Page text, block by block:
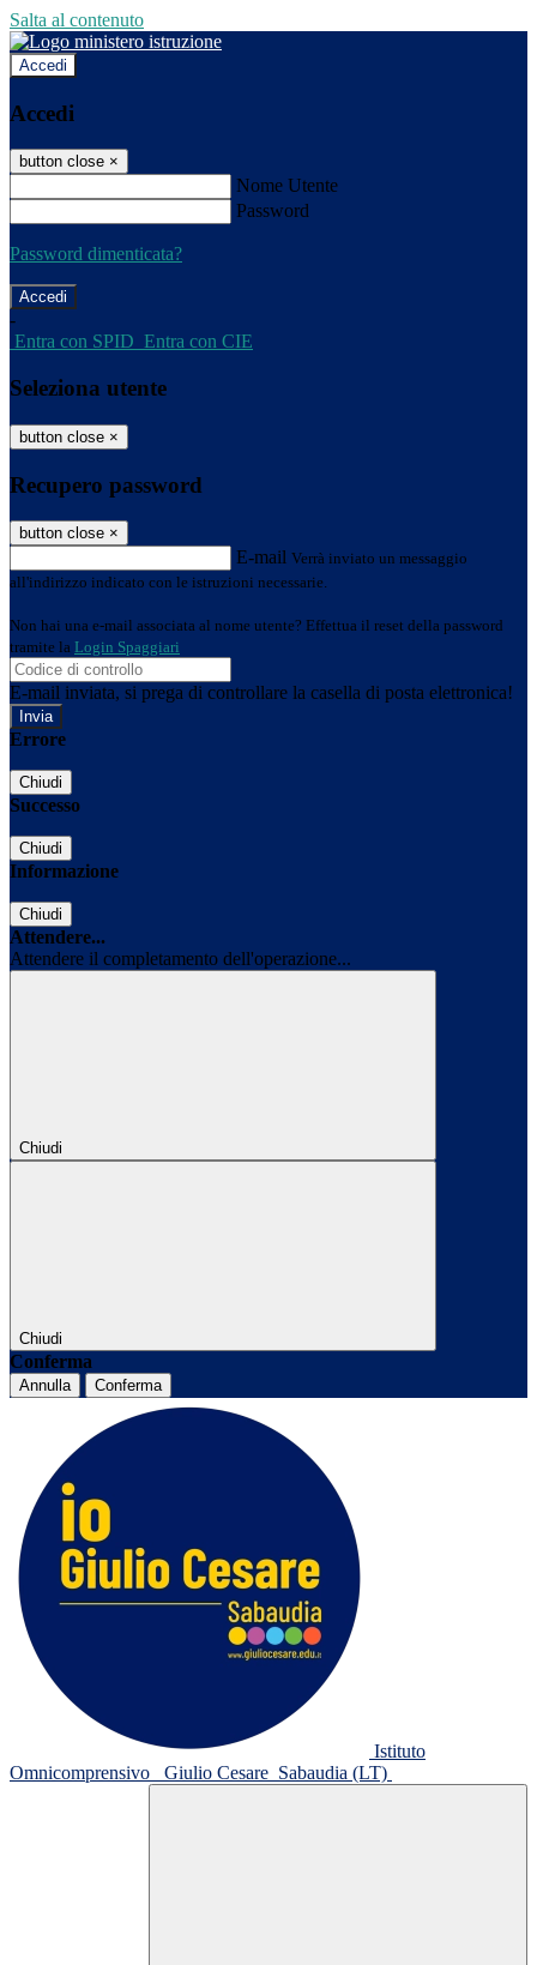
Salta al contenuto
Accedi
Accedi
button close ×
Nome Utente
Password
Password dimenticata?
-
Entra con SPID Entra con CIE
Seleziona utente
button close ×
Recupero password
button close ×
E-mail Verrà inviato un messaggio
all'indirizzo indicato con le istruzioni necessarie.
Non hai una e-mail associata al nome utente? Effettua il reset della password
tramite la Login Spaggiari
E-mail inviata, si prega di controllare la casella di posta elettronica!
Errore
Chiudi
Successo
Chiudi
Informazione
Chiudi
Attendere...
Attendere il completamento dell'operazione...
Chiudi
Chiudi
Conferma
Annulla Conferma
Istituto
Omnicomprensivo
Giulio Cesare Sabaudia (LT)